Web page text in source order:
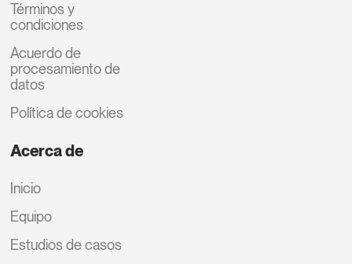
Términos y
condiciones
Acuerdo de
procesamiento de
datos
Política de cookies
Acerca de
Inicio
Equipo
Estudios de casos